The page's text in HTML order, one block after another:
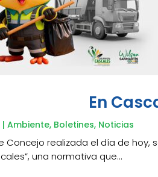
En
|Ambiente, Boletines, Noticias
Concejo realizada el día de hoy,
una normativa que...